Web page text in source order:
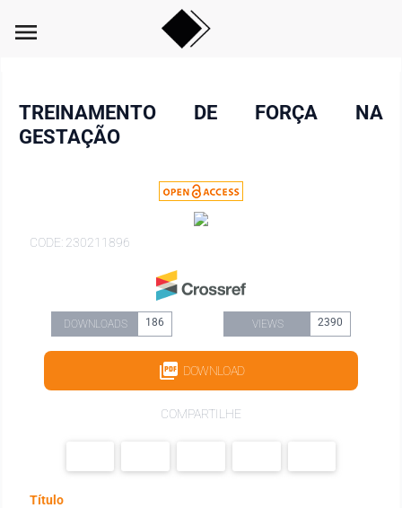
menu
TREINAMENTO DE FORÇA NA
GESTAÇÃO
CODE: 230211896
DOWNLOADS 186 VIEWS 2390
DOWNLOAD
COMPARTILHE
Título